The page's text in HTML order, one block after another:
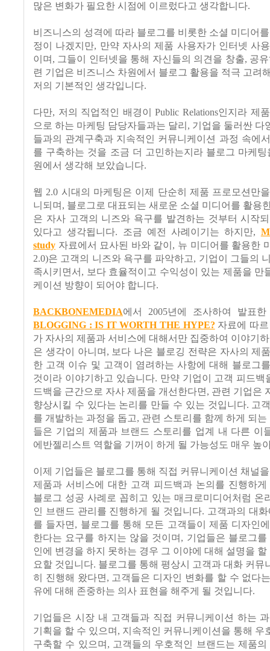
많은 변화가 필요한 시점에 이르렀다고 생각합니다.
비즈니스의 성격에 따라 블로그를 비롯한 소셜 미디어
정이 나겠지만, 만약 자사의 제품 사용자가 인터넷 사
이며, 그들이 인터넷을 통해 자신들의 의견을 창출, 공
련 기업은 비즈니스 차원에서 블로그 활용을 적극 고려
저의 기본적인 생각입니다.
다만, 저의 직업적인 배경이 Public Relations인지라 제
으로 하는 마케팅 담당자들과는 달리, 기업을 둘러싼 다
들과의 관계구축과 지속적인 커뮤니케이션 과정 속에
를 구축하는 것을 조금 더 고민하는지라 블로그 마케
원에서 생각해 보았습니다.
웹 2.0 시대의 마케팅은 이제 단순히 제품 프로모션만
니되며, 블로그로 대표되는 새로운 소셜 미디어를 활용
은 자사 고객의 니즈와 욕구를 발견하는 것부터 시작
있다고 생각됩니다. 조금 예전 사례이기는 하지만,
study 자료에서 묘사된 바와 같이, 뉴 미디어를 활용한
2.0)은 고객의 니즈와 욕구를 파악하고, 기업이 그들의
족시키면서, 보다 효율적이고 수익성이 있는 제품을 만
케이션 방향이 되어야 합니다.
BACKBONEMEDIA에서 2005년에 조사하여 발표
BLOGGING : IS IT WORTH THE HYPE? 자료에 따
가 자사의 제품과 서비스에 대해서만 집중하여 이야기
은 생각이 아니며, 보다 나은 블로깅 전략은 자사의 제
한 고객 이슈 및 고객이 염려하는 사항에 대해 블로그
것이라 이야기하고 있습니다. 만약 기업이 고객 피드백
드백을 근간으로 자사 제품을 개선한다면, 관련 기업은
향상시킬 수 있다는 논리를 만들 수 있는 것입니다. 고
를 개발하는 과정을 돕고, 관련 스토리를 함께 하게 되
들은 기업의 제품과 브랜드 스토리를 업계 내 다른 이
에반젤리스트 역할을 기꺼이 하게 될 가능성도 매우 높
이제 기업들은 블로그를 통해 직접 커뮤니케이션 채널
제품과 서비스에 대한 고객 피드백과 논의를 진행하
블로그 성공 사례로 꼽히고 있는 매크로미디어처럼 온
인 브랜드 관리를 진행하게 될 것입니다. 고객과의 대
를 들자면, 블로그를 통해 모든 고객들이 제품 디자인
한다는 요구를 하지는 않을 것이며, 기업들은 블로그
인에 변경을 하지 못하는 경우 그 이야에 대해 설명을
요할 것입니다. 블로그를 통해 평상시 고객과 대화 커뮤
히 진행해 왔다면, 고객들은 디자인 변화를 할 수 없다
유에 대해 존중하는 의사 표현을 해주게 될 것입니다.
기업들은 시장 내 고객들과 직접 커뮤니케이션 하는
기획을 할 수 있으며, 지속적인 커뮤니케이션을 통해 우
구축할 수 있으며, 고객들의 우호적인 브랜드는 제품